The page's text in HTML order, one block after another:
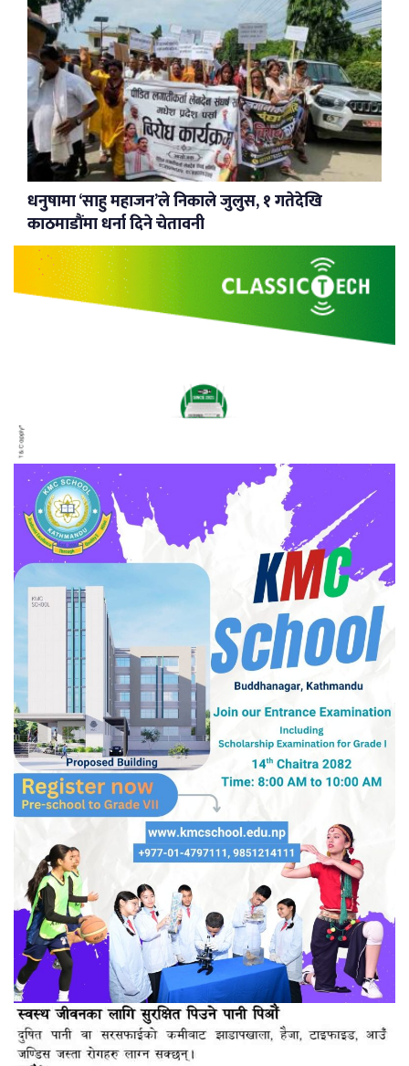
धनुषामा ‘साहु महाजन’ले निकाले जुलुस, १ गतेदेखि
काठमाडौंमा धर्ना दिने चेतावनी